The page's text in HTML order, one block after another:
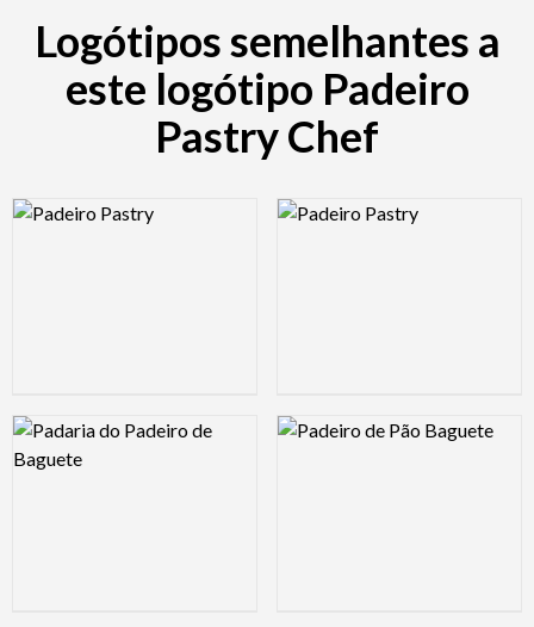
Logótipos semelhantes a
este logótipo Padeiro
Pastry Chef
Logo Preview Image Logo Preview Image
Logo Preview Image Logo Preview Image